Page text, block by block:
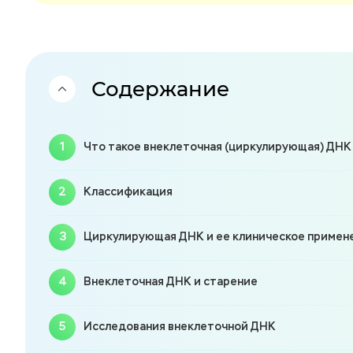
Содержание
Что такое внеклеточная (циркулирующая) ДНК
Классификация
Циркулирующая ДНК и ее клиническое
Внеклеточная ДНК и старение
Исследования внеклеточной ДНК